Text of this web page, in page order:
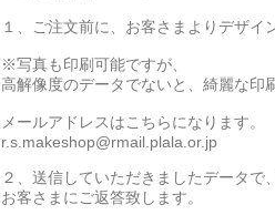
１、ご注文前に、お客さまよりデザイ
※写真も印刷可能ですが、
高解像度のデータでないと、綺麗な印
メールアドレスはこちらになります。
r.s.makeshop@rmail.plala.or.jp
２、送信していただきましたデータで
お客さまにご返答致します。